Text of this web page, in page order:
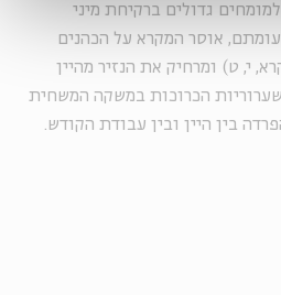
גדולים ברקיחת מיני
אוסר המקרא על הכהנים
י, ט) ומרחיק את הנזיר מהיין
הכרוכות במשקה המשחית
בין היין ובין עבודת הקודש.